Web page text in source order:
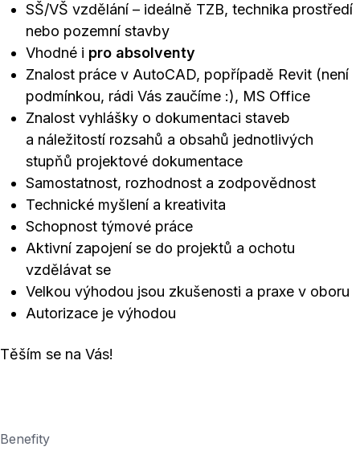
SŠ/VŠ vzdělání – ideálně TZB, technika prostředí
nebo pozemní stavby
Vhodné i pro absolventy
Znalost práce v AutoCAD, popřípadě Revit (není
podmínkou, rádi Vás zaučíme :), MS Office
Znalost vyhlášky o dokumentaci staveb
a náležitostí rozsahů a obsahů jednotlivých
stupňů projektové dokumentace
Samostatnost, rozhodnost a zodpovědnost
Technické myšlení a kreativita
Schopnost týmové práce
Aktivní zapojení se do projektů a ochotu
vzdělávat se
Velkou výhodou jsou zkušenosti a praxe v oboru
Autorizace je výhodou
Těším se na Vás!
Benefity